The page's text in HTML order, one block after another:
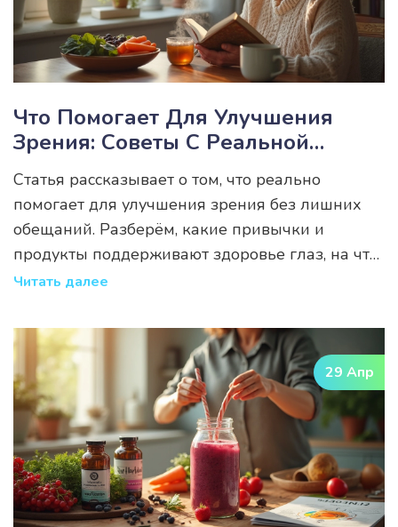
Что Помогает Для Улучшения
Зрения: Советы С Реальной
Пользой
Статья рассказывает о том, что реально
помогает для улучшения зрения без лишних
обещаний. Разберём, какие привычки и
продукты поддерживают здоровье глаз, на что
действительно работают упражнения, и когда
советы, которые легко применить в обычной
жизни. Кратко и по делу — только рабочие
методы и проверенные факты. Не упустим
даже маленькие хитрости, которые могут
изменить ситуацию к лучшему.
Читать далее
29 Апр